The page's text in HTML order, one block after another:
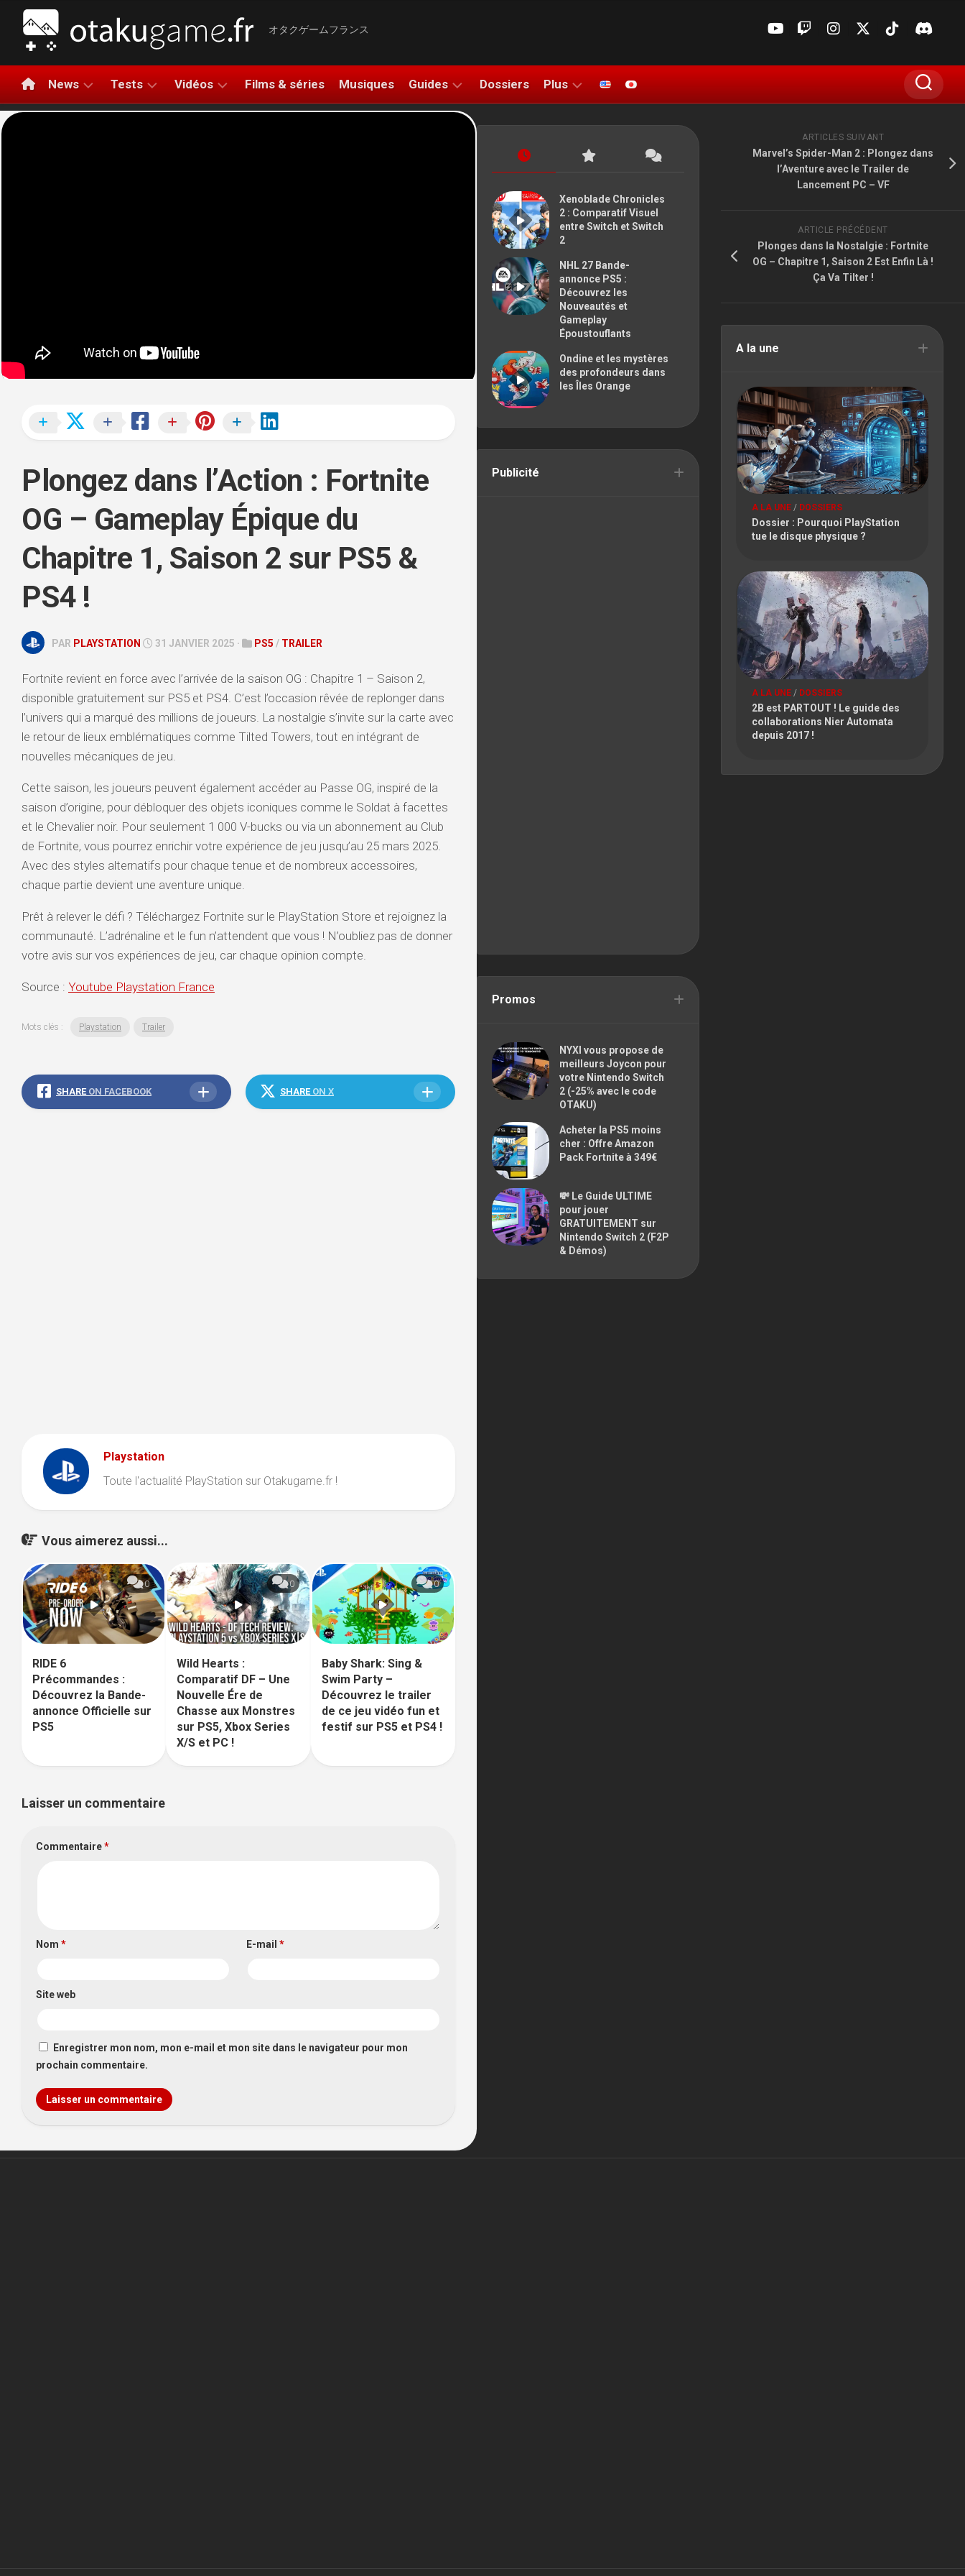
contenu
オタクゲームフランス
News Tests Vidéos
TIME
VLOG
TÉLÉCHARGEMENTS
Films & séries Musiques Guides Dossiers Plus
COSPLAYS
DESSINS
FESTIVAL
TOKYO
SHOW
TOULOUSE
GAME
BONS PLANS
NOUS
CONTACTER
Plongez dans l’Action : Fortnite
OG – Gameplay Épique du
Chapitre 1, Saison 2 sur PS5 &
PS4 !
PAR PLAYSTATION 31 JANVIER 2025 · PS5 / TRAILER
Fortnite revient en force avec l’arrivée de la saison OG : Chapitre 1 – Saison 2,
disponible gratuitement sur PS5 et PS4. C’est l’occasion rêvée de replonger dans
l’univers qui a marqué des millions de joueurs. La nostalgie s’invite sur la carte avec
le retour de lieux emblématiques comme Tilted Towers, tout en intégrant de
nouvelles mécaniques de jeu.
Cette saison, les joueurs peuvent également accéder au Passe OG, inspiré de la
saison d’origine, pour débloquer des objets iconiques comme le Soldat à facettes
et le Chevalier noir. Pour seulement 1 000 V-bucks ou via un abonnement au Club
de Fortnite, vous pourrez enrichir votre expérience de jeu jusqu’au 25 mars 2025.
Avec des styles alternatifs pour chaque tenue et de nombreux accessoires,
chaque partie devient une aventure unique.
Prêt à relever le défi ? Téléchargez Fortnite sur le PlayStation Store et rejoignez la
communauté. L’adrénaline et le fun n’attendent que vous ! N’oubliez pas de donner
votre avis sur vos expériences de jeu, car chaque opinion compte.
Source : Youtube Playstation France
Mots clés : Playstation Trailer
SHARE ON FACEBOOK SHARE ON X
Playstation
Toute l'actualité PlayStation sur Otakugame.fr !
Vous aimerez aussi...
0
RIDE 6
Précommandes :
Découvrez la Bande-
annonce Officielle sur
PS5
0
Wild Hearts :
Comparatif DF – Une
Nouvelle Ére de
Chasse aux Monstres
sur PS5, Xbox Series
X/S et PC !
0
Baby Shark: Sing &
Swim Party –
Découvrez le trailer
de ce jeu vidéo fun et
festif sur PS5 et PS4 !
Laisser un commentaire
Commentaire*
Nom * E-mail*
Site web
Enregistrer mon nom, mon e-mail et mon site dans le navigateur pour mon
prochain commentaire.
ARTICLES SUIVANT
Marvel’s Spider-Man 2 : Plongez dans
l’Aventure avec le Trailer de
Lancement PC – VF
ARTICLE PRÉCÉDENT
Plonges dans la Nostalgie : Fortnite
OG – Chapitre 1, Saison 2 Est Enfin Là !
Ça Va Tilter !
A la une
A LA UNE / DOSSIERS
Dossier : Pourquoi PlayStation
tue le disque physique ?
A LA UNE / DOSSIERS
2B est PARTOUT ! Le guide des
collaborations Nier Automata
depuis 2017 !
Xenoblade Chronicles
2 : Comparatif Visuel
entre Switch et Switch
2
NHL 27 Bande-
annonce PS5 :
Découvrez les
Nouveautés et
Gameplay
Époustouflants
Ondine et les mystères
des profondeurs dans
les Îles Orange
Publicité
Promos
NYXI vous propose de
meilleurs Joycon pour
votre Nintendo Switch
2 (-25% avec le code
OTAKU)
Acheter la PS5 moins
cher : Offre Amazon
Pack Fortnite à 349€
💸 Le Guide ULTIME
pour jouer
GRATUITEMENT sur
Nintendo Switch 2 (F2P
& Démos)